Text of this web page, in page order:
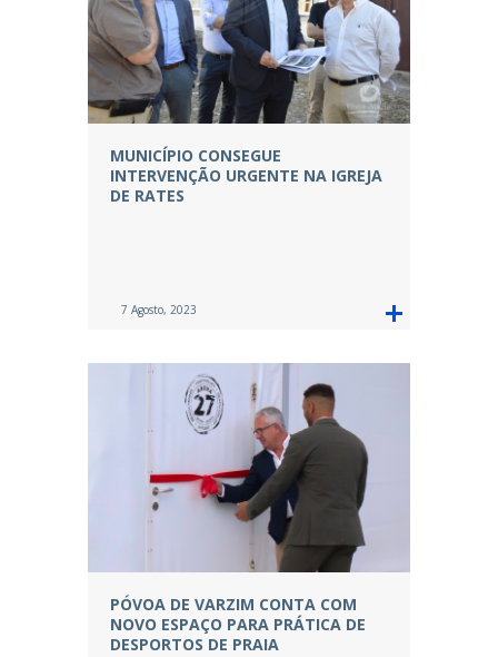
MUNICÍPIO CONSEGUE
INTERVENÇÃO URGENTE NA IGREJA
DE RATES
7 Agosto, 2023
PÓVOA DE VARZIM CONTA COM
NOVO ESPAÇO PARA PRÁTICA DE
DESPORTOS DE PRAIA